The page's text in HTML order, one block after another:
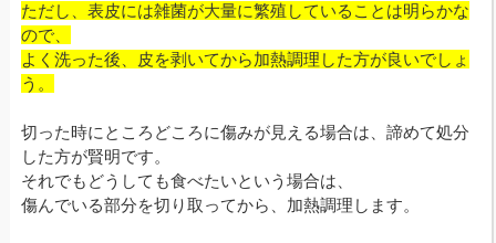
ただし、表皮には雑菌が大量に繁殖していることは明らかな
ので、
よく洗った後、皮を剥いてから加熱調理した方が良いでしょ
う。
切った時にところどころに傷みが見える場合は、諦めて処分
した方が賢明です。
それでもどうしても食べたいという場合は、
傷んでいる部分を切り取ってから、加熱調理します。